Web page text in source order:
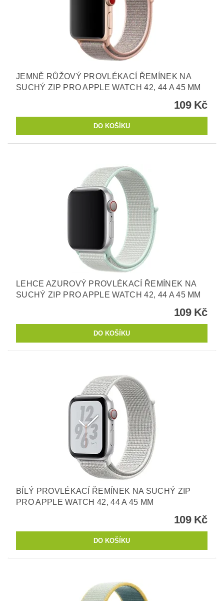
JEMNĚ RŮŽOVÝ PROVLÉKACÍ ŘEMÍNEK NA
SUCHÝ ZIP PRO APPLE WATCH 42, 44 A 45 MM
109 Kč
LEHCE AZUROVÝ PROVLÉKACÍ ŘEMÍNEK NA
SUCHÝ ZIP PRO APPLE WATCH 42, 44 A 45 MM
109 Kč
BÍLÝ PROVLÉKACÍ ŘEMÍNEK NA SUCHÝ ZIP
PRO APPLE WATCH 42, 44 A 45 MM
109 Kč